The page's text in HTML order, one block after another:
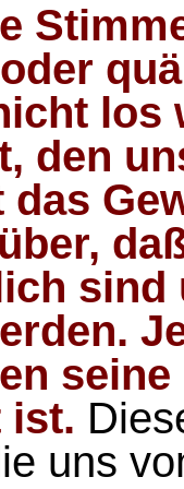
los
den
das
sind
ist.
uns